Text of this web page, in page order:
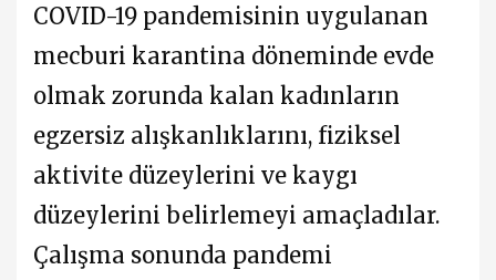
COVID-19 pandemisinin uygulanan
mecburi karantina döneminde evde
olmak zorunda kalan kadınların
egzersiz alışkanlıklarını, fiziksel
aktivite düzeylerini ve kaygı
düzeylerini belirlemeyi amaçladılar.
Çalışma sonunda pandemi